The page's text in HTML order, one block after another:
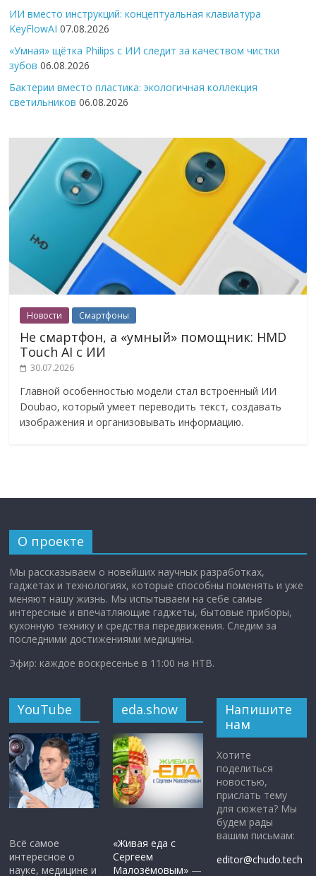
ИИ вместо инструкций: концептуальная клавиатура
KeyFlowAI 07.08.2026
«Умная» щётка Philips с ИИ следит за качеством чистки
зубов 06.08.2026
Бактерии вместо пластика: экологичная коллекция
светильников 06.08.2026
Новости Смартфоны
Не смартфон, а «умный» помощник: HMD
Touch AI с ИИ
30.07.2026
Главной особенностью модели стал встроенный ИИ
Doubao, который умеет переводить текст, создавать
изображения и организовывать информацию.
О проекте
Мы рассказываем о новейших научных разработках,
гаджетах и технологиях, которые способны поменять и уже
меняют нашу жизнь. Мы испытываем на себе самые
интересные и впечатляющие гаджеты, бытовые приборы,
кухонную технику и средства передвижения. Следим за
последними достижениями медицины.
Эфир: каждое воскресенье в 11:00 на НТВ.
YouTube
Всё самое
интересное о
науке, медицине и
eda.show
«Живая еда с
Сергеем
Малозёмовым» —
Напишите
нам
Хотите
поделиться
новостью,
прислать тему
для сюжета? Мы
будем рады
вашим письмам:
editor@chudo.tech